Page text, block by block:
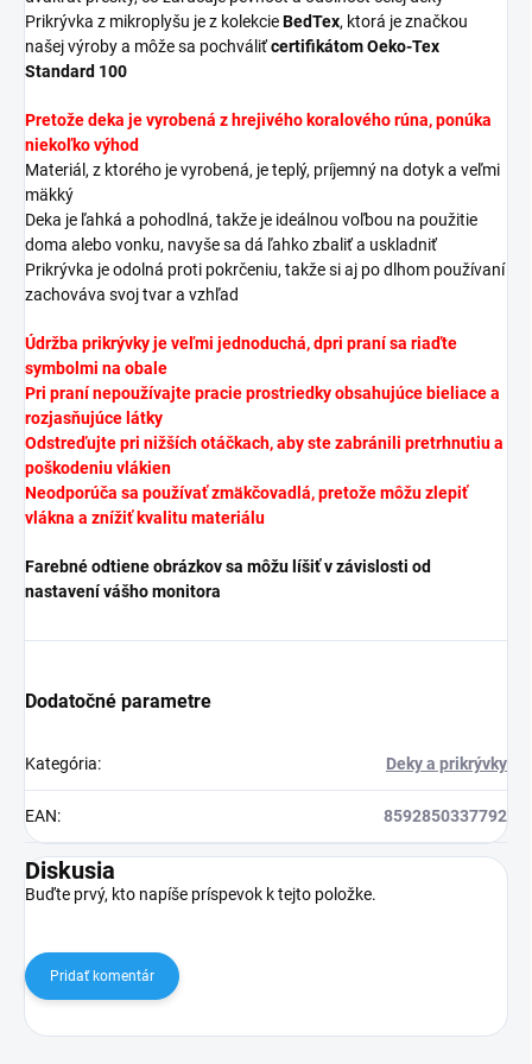
Prikrývka z mikroplyšu je z kolekcieBedTex, ktorá je značkou
našej výroby a môže sa pochváliťcertifikátom Oeko-Tex
Standard 100
Pretože deka je vyrobená z hrejivého koralového rúna,ponúka
niekoľko výhod
Materiál, z ktorého je vyrobená, je teplý, príjemný na dotyk a veľmi
mäkký
Deka je ľahká a pohodlná, takže je ideálnou voľbou na použitie
doma alebo vonku, navyše sa dá ľahko zbaliť a uskladniť
Prikrývka je odolná proti pokrčeniu, takže si aj po dlhom používaní
zachováva svoj tvar a vzhľad
Údržba prikrývky je veľmi jednoduchá, dpri praní sa riaďte
symbolmi na obale
Pri praní nepoužívajte pracie prostriedky obsahujúce bieliace a
rozjasňujúce látky
Odstreďujte pri nižších otáčkach, aby ste zabránili pretrhnutiu a
poškodeniu vlákien
Neodporúča sa používať zmäkčovadlá, pretože môžu zlepiť
vlákna a znížiť kvalitu materiálu
Farebné odtiene obrázkov sa môžu líšiť v závislosti od
nastavení vášho monitora
Dodatočné parametre
Kategória: Deky a prikrývky
EAN: 8592850337792
Diskusia
Buďte prvý, kto napíše príspevok k tejto položke.
Pridať komentár